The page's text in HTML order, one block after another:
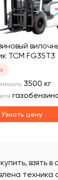
TCM FG35T3
3500 кг
Узнать цену
взять
техника